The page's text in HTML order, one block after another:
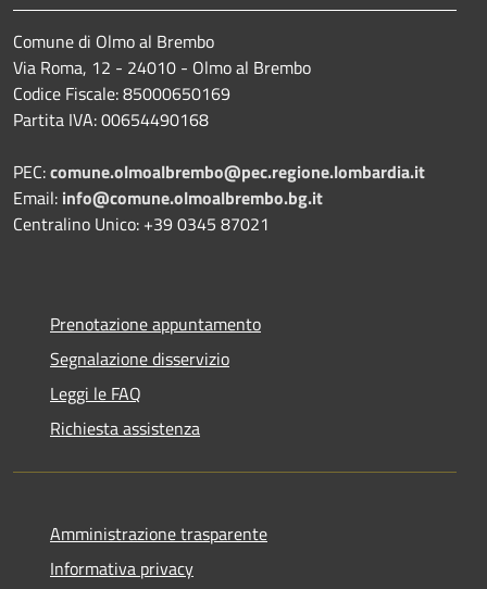
Comune di Olmo al Brembo
Via Roma, 12 - 24010 - Olmo al Brembo
Codice Fiscale: 85000650169
Partita IVA: 00654490168
PEC:comune.olmoalbrembo@pec.regione.lombardia.it
Email: info@comune.olmoalbrembo.bg.it
Centralino Unico: +39 0345 87021
Prenotazione appuntamento
Segnalazione disservizio
Leggi le FAQ
Richiesta assistenza
Amministrazione trasparente
Informativa privacy